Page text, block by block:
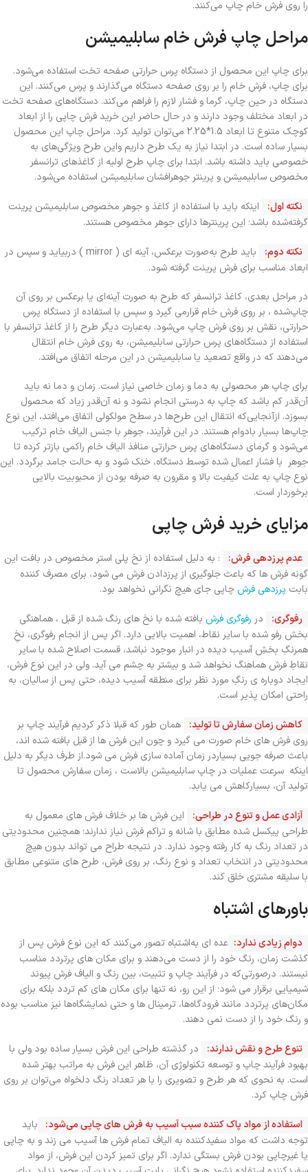
را روی فرش خام چاپ می‌کنند.
مراحل چاپ فرش خام سابلیمیشن
برای چاپ این محصول از دستگاه پرس حرارتی صفحه تخت استفاده می‌شود.
برای چاپ، فرش خام را بر روی صفحه دستگاه می‌گذارند و پرس می‌کنند. این
دستگاه در حین چاپ، گرما و فشار لازم را فراهم می‌کند. دستگاه‌های صفحه تخت
در ابعاد مختلف وجود دارند و در حال حاضر این خرید فرش چاپی را از ابعاد
کوچک متنوع تا ابعاد 1.5*2.25 می‌توان تولید کرد. مراحل چاپ این محصول
بسیار ساده است. در ابتدا نیاز به یک طرح داریم واین طرح ویژگی‌های به
خصوصی باید داشته باشد. ابتدا برای چاپ طرح اولیه از کاغذهای ترانسفر
مخصوص سابلیمیشن و پرینتر جوهرافشان سابلیمیشن استفاده می‌شود.
نکته اول:
اینکه باید با استفاده از کاغذ و جوهر مخصوص سابلیمیشن پرینت
گرفته‌شده باشد؛ این پرینترها دارای جوهر مخصوص هستند.
نکته دوم:
باید طرح به‌صورت برعکس، آینه ای ( mirror ) دربیاید و سپس در
ابعاد مناسب برای فرش پرینت گرفته ‌شود.
در مراحل بعدی، کاغذ ترانسفر که طرح به‌ صورت آینه‌ای یا برعکس بر روی آن
چاپ‌شده ، بر روی فرش خام قرارمی گیرد و سپس با استفاده از دستگاه پرس
حرارتی، نقش بر روی فرش چاپ می‌شود. به‌عبارت دیگر طرح را از کاغذ ترانسفر با
استفاده از دستگاه‌های پرس حرارتی سابلیمیشن، به روی فرش خام انتقال
می‌دهند که در واقع تصعید یا سابلیمیشن در این مرحله اتفاق می‌افتد.
برای چاپ هر محصولی به دما و زمان خاصی نیاز است. زمان و دما نه باید
آن‌قدر کم باشد که چاپ به درستی انجام نشود و نه آن‌قدر زیاد که محصول
بسوزد. ازآنجایی‌که انتقال این طرح‌ها در سطح مولکولی اتفاق می‌افتد، این نوع
چاپ‌ها بسیار بادوام هستند. در این فرآیند، جوهر با جنس الیاف خام ترکیب
می‌شود و گرمای دستگاه‌های پرس حرارتی منافذ الیاف خام راکمی بازتر کرده تا
جوهر با فشار اعمال شده توسط دستگاه، خنک شود و به حالت جامد برگردد. این
نوع چاپ به علت کیفیت بالا و مقرون به صرفه بودن از محبوبیت بالایی
برخوردار است.
مزایای خرید فرش چاپی
عدم پرزدهی فرش:
: به دلیل استفاده از نخ پلی استر مخصوص در بافت این
گونه فرش ها که باعث جلوگیری از پرزدادن فرش می شود، برای مصرف کننده
بابت پرزدهی فرش چاپی جای هیچ نگرانی نخواهد بود.
رفوگری: در رفوگری فرش بافته شده با نخ های رنگ شده از قبل ، هماهنگی
بخش رفو شده با سایر نقاط، اهمیت بالایی دارد. اگر پس از انجام رفوگری، نخِ
همرنگِ بخشِ آسیب دیده در انبار موجود نباشد، قسمت اصلاح شده با سایر
نقاطِ فرش هماهنگ نخواهد شد و بیشتر به چشم می آید. ولی در این نوع فرش،
ایجاد دوباره ی رنگِ مورد نظر برای منطقه آسیب دیده، حتی پس از سالیان، به
راحتی امکان پذیر است.
کاهش زمان سفارش تا تولید:
همان طور که قبلا ذکر کردیم فرآیند چاپ بر
روی فرش های خام صورت می گیرد و چون این فرش ها از قبل بافته شده اند،
باعث صرفه جویی بسیاردر زمان آماده سازی فرش می شود.از طرف دیگر به دلیل
اینکه سرعت عملیات در چاپ سابلیمیشن بالاست ، زمان سفارش محصول تا
تولید آن، بسیارکاهش می یابد.
آزادی عمل و تنوع در طراحی:
این فرش ها بر خلاف فرش های معمول به
طراحی پیکسل شده مطابق با شانه و تراکم فرش نیاز ندارند؛ همچنین محدودیتی
در تعداد رنگ به کار رفته وجود ندارد. در نتیجه طراح می تواند بدون هیچ
محدودیتی در انتخاب تعداد و نوع رنگ، بر روی فرش، طرح های متنوعی مطابق
با سلیقه مشتری خلق کند.
باورهای اشتباه
دوام زیادی ندارد: عده ای به‌اشتباه تصور می‌کنند که این نوع فرش پس از
گذشت زمان، رنگ خود را از دست می‌دهند و برای مکان های پرتردد مناسب
نیستند. درصورتی‌که در فرآیند چاپ و تثبیت، بین رنگ و الیاف فرش پیوند
شیمیایی برقرار می شود؛ از این رو، نه تنها برای مکان های کم تردد بلکه برای
مکان‌های پرتردد مانند فرودگاه‌ها، ترمینال ها و حتی نمایشگاه‌‎ها نیز مناسب بوده
و رنگ خود را از دست نمی دهند.
تنوع طرح و نقش ندارند:
در گذشته طراحی این فرش بسیار ساده بود ولی با
بهبود فرآیند چاپ و توسعه تکنولوژی آن، ظاهر این فرش به مراتب بهتر شده
است. به نحوی که هر طرح و تصویری را با هر تعداد رنگ دلخواه می‌توان بر روی
فرش چاپ کرد.
استفاده از مواد پاک کننده سبب آسیب به فرش های چاپی می‌شود:
باید
توجه داشت که مواد سفیدکننده به الیاف تمام فرش ها آسیب می زند و به چاپی
یا غیرچاپی بودن فرش بستگی ندارد. اگر برای تمیز کردن این فرش، از مواد